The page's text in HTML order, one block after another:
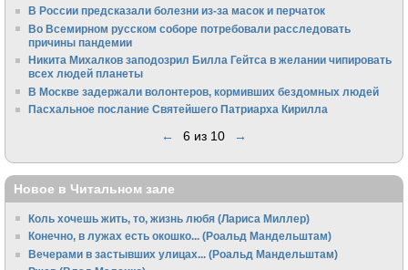
В России предсказали болезни из-за масок и перчаток
Во Всемирном русском соборе потребовали расследовать
причины пандемии
Никита Михалков заподозрил Билла Гейтса в желании чипировать
всех людей планеты
В Москве задержали волонтеров, кормивших бездомных людей
Пасхальное послание Святейшего Патриарха Кирилла
← 6 из 10 →
Новое в Читальном зале
Коль хочешь жить, то, жизнь любя (Лариса Миллер)
Конечно, в лужах есть окошко... (Роальд Мандельштам)
Вечерами в застывших улицах... (Роальд Мандельштам)